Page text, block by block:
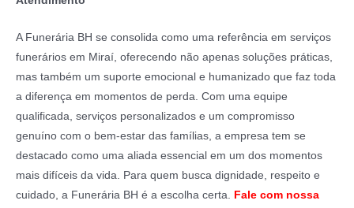
A Funerária BH se consolida como uma referência em serviços
funerários em Miraí, oferecendo não apenas soluções práticas,
mas também um suporte emocional e humanizado que faz toda
a diferença em momentos de perda. Com uma equipe
qualificada, serviços personalizados e um compromisso
genuíno com o bem-estar das famílias, a empresa tem se
destacado como uma aliada essencial em um dos momentos
mais difíceis da vida. Para quem busca dignidade, respeito e
cuidado, a Funerária BH é a escolha certa. Fale com nossa